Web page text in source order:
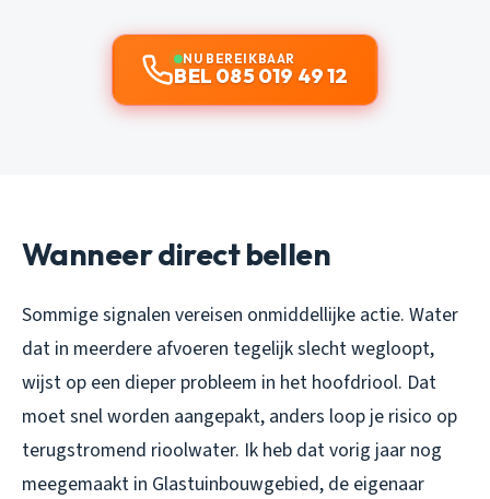
NU BEREIKBAAR
BEL 085 019 49 12
Wanneer direct bellen
Sommige signalen vereisen onmiddellijke actie. Water
dat in meerdere afvoeren tegelijk slecht wegloopt,
wijst op een dieper probleem in het hoofdriool. Dat
moet snel worden aangepakt, anders loop je risico op
terugstromend rioolwater. Ik heb dat vorig jaar nog
meegemaakt in Glastuinbouwgebied, de eigenaar